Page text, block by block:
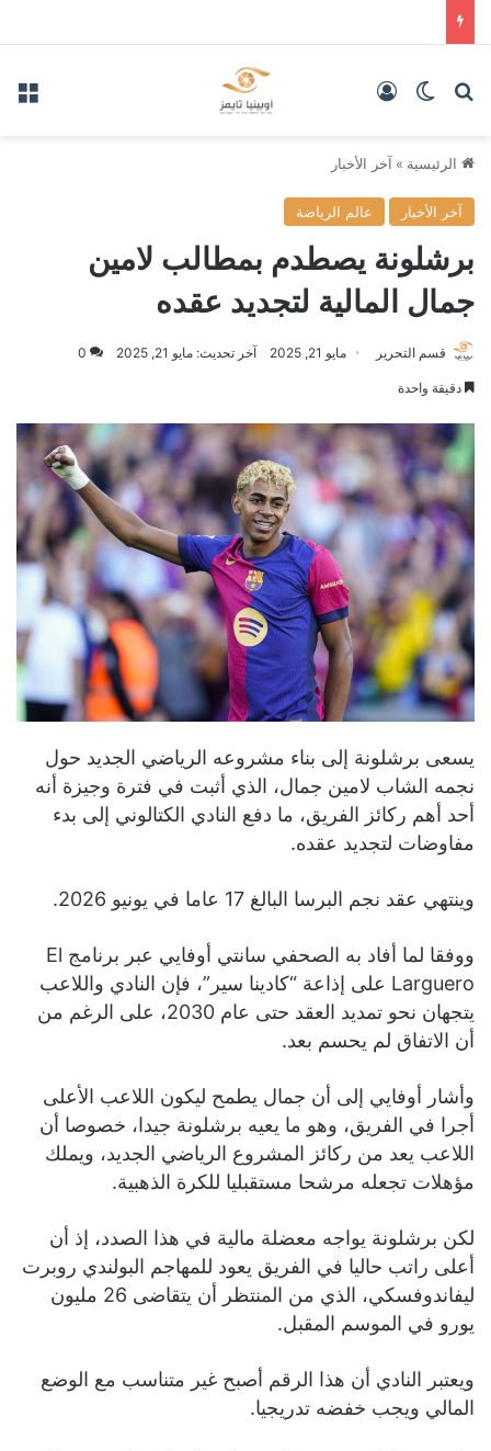
بحث عنالوضع المظلم
الرئيسية » آخر الأخبار
آخر الأخبار عالم الرياضة
برشلونة يصطدم بمطالب لامين
جمال المالية لتجديد عقده
قسم التحرير مايو 21, 2025 آخر تحديث: مايو 21, 2025 0
دقيقة واحدة
يسعى برشلونة إلى بناء مشروعه الرياضي الجديد حول
نجمه الشاب لامين جمال، الذي أثبت في فترة وجيزة أنه
أحد أهم ركائز الفريق، ما دفع النادي الكتالوني إلى بدء
مفاوضات لتجديد عقده.
وينتهي عقد نجم البرسا البالغ 17 عاما في يونيو 2026.
ووفقا لما أفاد به الصحفي سانتي أوفايي عبر برنامج El
Larguero على إذاعة “كادينا سير”، فإن النادي واللاعب
يتجهان نحو تمديد العقد حتى عام 2030، على الرغم من
أن الاتفاق لم يحسم بعد.
وأشار أوفايي إلى أن جمال يطمح ليكون اللاعب الأعلى
أجرا في الفريق، وهو ما يعيه برشلونة جيدا، خصوصا أن
اللاعب يعد من ركائز المشروع الرياضي الجديد، ويملك
مؤهلات تجعله مرشحا مستقبليا للكرة الذهبية.
لكن برشلونة يواجه معضلة مالية في هذا الصدد، إذ أن
أعلى راتب حاليا في الفريق يعود للمهاجم البولندي روبرت
ليفاندوفسكي، الذي من المنتظر أن يتقاضى 26 مليون
يورو في الموسم المقبل.
ويعتبر النادي أن هذا الرقم أصبح غير متناسب مع الوضع
المالي ويجب خفضه تدريجيا.